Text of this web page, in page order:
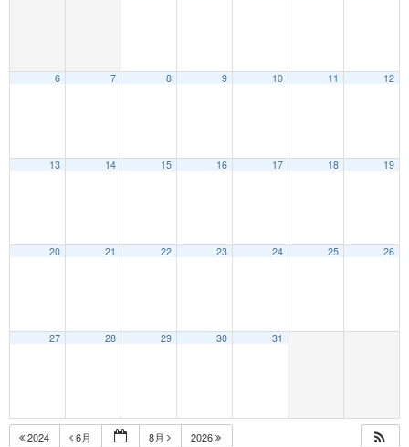
6 7 8 9 10 11 12
13 14 15 16 17 18 19
20 21 22 23 24 25 26
27 28 29 30 31
2024 6月 8月 2026
5:00 AM